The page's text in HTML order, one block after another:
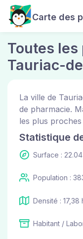
Carte des
Toutes les
Tauriac-
La ville de
de pharmacie.
les plus proches
Statistique
Surface : 22.04
Population :
Densité : 17,38
Habitant /